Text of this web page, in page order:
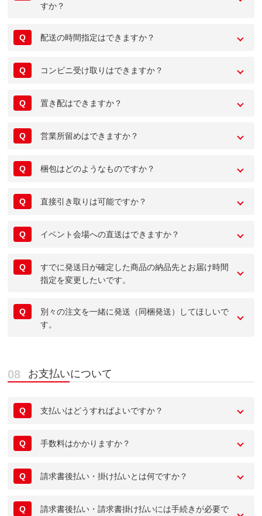
すか？
Q 配送の時間指定はできますか？
Q コンビニ受け取りはできますか？
Q 置き配はできますか？
Q 営業所留めはできますか？
Q 梱包はどのようなものですか？
Q 直接引き取りは可能ですか？
Q イベント会場への直送はできますか？
Q
すでに発送日が確定した商品の納品先とお届け時間
指定を変更したいです。
Q
別々の注文を一緒に発送（同梱発送）してほしいで
す。
お支払いについて
Q 支払いはどうすればよいですか？
Q 手数料はかかりますか？
Q 請求書後払い・掛け払いとは何ですか？
Q
請求書後払い・請求書掛け払いには手続きが必要で